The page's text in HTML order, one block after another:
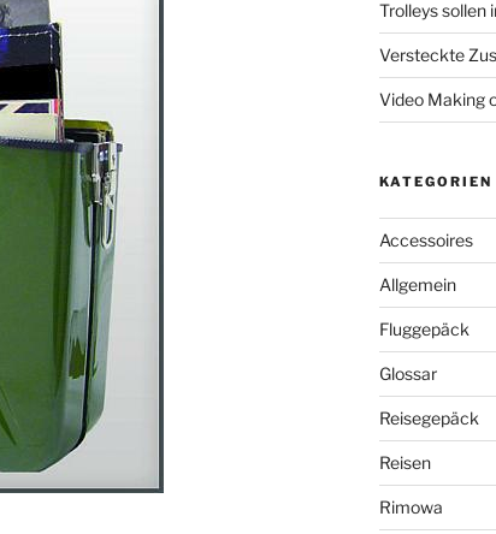
Trolleys sollen
Versteckte
Video Making
KATEGORIEN
Accessoires
Allgemein
Fluggepäck
Glossar
Reisegepäck
Reisen
Rimowa